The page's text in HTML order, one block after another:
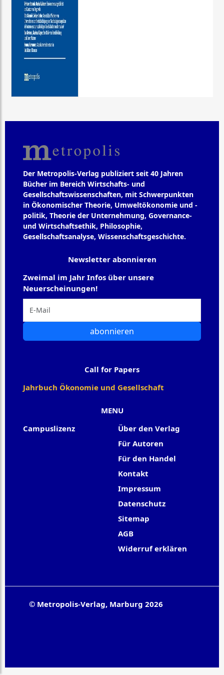
Der Metropolis-Verlag publiziert seit 40 Jahren
Bücher im Bereich Wirtschafts- und
Gesellschaftswissenschaften, mit Schwerpunkten
in Ökonomischer Theorie, Umweltökonomie und -
politik, Theorie der Unternehmung, Governance-
und Wirtschaftsethik, Philosophie,
Gesellschaftsanalyse, Wissenschaftsgeschichte.
MENU
Campuslizenz
Über den Verlag
Für Autoren
Für den Handel
Kontakt
Impressum
Datenschutz
Sitemap
AGB
Widerruf erklären
Newsletter abonnieren
Zweimal im Jahr Infos über unsere
Neuerscheinungen!
abonnieren
Call for Papers
Jahrbuch Ökonomie und Gesellschaft
© Metropolis-Verlag, Marburg 2026